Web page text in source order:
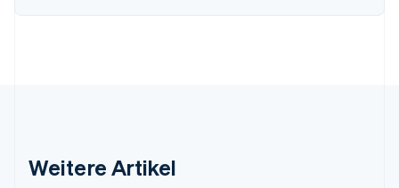
Weitere Artikel
EnglishSvenska
English